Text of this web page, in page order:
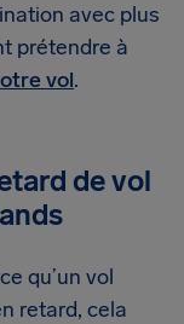
avec plus
prétendre à
vol.
de vol
qu’un vol
retard, cela